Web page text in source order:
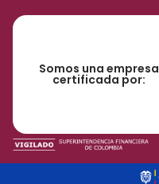
Somos una empresa
certificada por: